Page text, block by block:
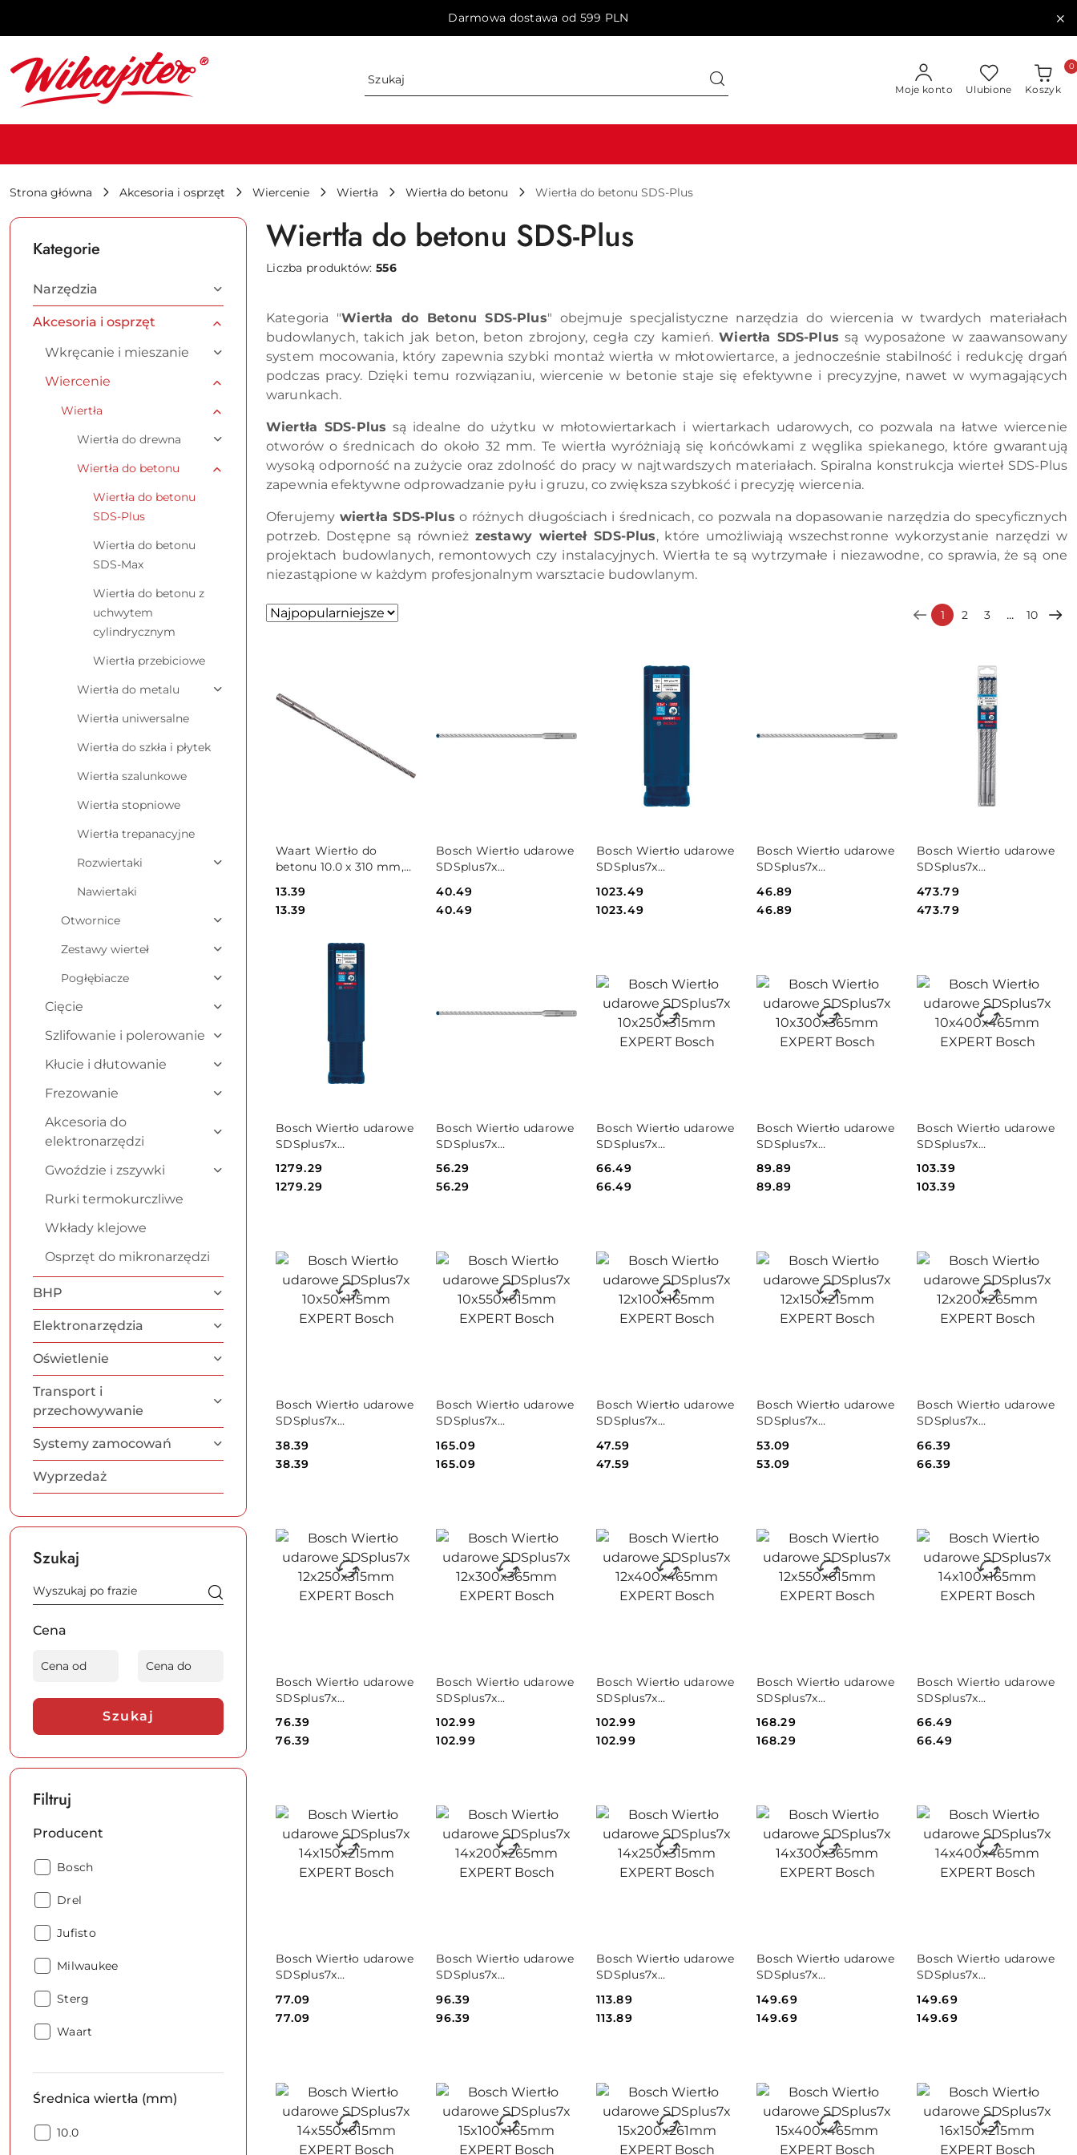
Darmowa dostawa od 599 PLN
Moje konto Ulubione Koszyk
0
Strona główna Akcesoria i osprzęt Wiercenie Wiertła Wiertła do betonu Wiertła do betonu SDS-Plus
Kategorie
Narzędzia
Akcesoria i osprzęt
Wkręcanie i mieszanie
Wiercenie
Wiertła
Wiertła do drewna
Wiertła do betonu
Wiertła do betonu
SDS-Plus
Wiertła do betonu
SDS-Max
Wiertła do betonu z
uchwytem
cylindrycznym
Wiertła przebiciowe
Wiertła do metalu
Wiertła uniwersalne
Wiertła do szkła i płytek
Wiertła szalunkowe
Wiertła stopniowe
Wiertła trepanacyjne
Rozwiertaki
Nawiertaki
Otwornice
Zestawy wierteł
Pogłębiacze
Cięcie
Szlifowanie i polerowanie
Kłucie i dłutowanie
Frezowanie
Akcesoria do
elektronarzędzi
Gwoździe i zszywki
Rurki termokurczliwe
Wkłady klejowe
Osprzęt do mikronarzędzi
BHP
Elektronarzędzia
Oświetlenie
Transport i
przechowywanie
Systemy zamocowań
Wyprzedaż
Szukaj
Cena
Szukaj
Filtruj
Producent
Producent:
Bosch
Producent:
Drel
Producent:
Jufisto
Producent:
Milwaukee
Producent:
Sterg
Producent:
Waart
Średnica wiertła (mm)
Średnica
10.0
Wiertła do betonu SDS-Plus
Liczba produktów:556
Kategoria "Wiertła do Betonu SDS-Plus" obejmuje specjalistyczne narzędzia do wiercenia w twardych materiałach
budowlanych, takich jak beton, beton zbrojony, cegła czy kamień.Wiertła SDS-Plus są wyposażone w zaawansowany
system mocowania, który zapewnia szybki montaż wiertła w młotowiertarce, a jednocześnie stabilność i redukcję drgań
podczas pracy. Dzięki temu rozwiązaniu, wiercenie w betonie staje się efektywne i precyzyjne, nawet w wymagających
warunkach.
Wiertła SDS-Plus są idealne do użytku w młotowiertarkach i wiertarkach udarowych, co pozwala na łatwe wiercenie
otworów o średnicach do około 32 mm. Te wiertła wyróżniają się końcówkami z węglika spiekanego, które gwarantują
wysoką odporność na zużycie oraz zdolność do pracy w najtwardszych materiałach. Spiralna konstrukcja wierteł SDS-Plus
zapewnia efektywne odprowadzanie pyłu i gruzu, co zwiększa szybkość i precyzję wiercenia.
Oferujemy wiertła SDS-Plus o różnych długościach i średnicach, co pozwala na dopasowanie narzędzia do specyficznych
potrzeb. Dostępne są również zestawy wierteł SDS-Plus, które umożliwiają wszechstronne wykorzystanie narzędzi w
projektach budowlanych, remontowych czy instalacyjnych. Wiertła te są wytrzymałe i niezawodne, co sprawia, że są one
niezastąpione w każdym profesjonalnym warsztacie budowlanym.
Zastosowano
Sortuj
1 2 3 ... 10
Waart Wiertło do
betonu 10.0 x 310 mm,
uchwyt SDS-plus
W20B036
Cena:
13.39
Cena:
13.39
NIEDOSTĘPNY
Bosch Wiertło udarowe
SDSplus7x
Bosch
Cena:
40.49
Cena:
40.49
NIEDOSTĘPNY
Bosch Wiertło udarowe
SDSplus7x
EXPERT Bosch
Cena:
1023.49
Cena:
1023.49
NIEDOSTĘPNY
Bosch Wiertło udarowe
SDSplus7x
Bosch
Cena:
46.89
Cena:
46.89
NIEDOSTĘPNY
Bosch Wiertło udarowe
SDSplus7x
EXPERT Bosch
Cena:
473.79
Cena:
473.79
NIEDOSTĘPNY
Bosch Wiertło udarowe
SDSplus7x
EXPERT Bosch
Cena:
1279.29
Cena:
1279.29
NIEDOSTĘPNY
Bosch Wiertło udarowe
SDSplus7x
Bosch
Cena:
56.29
Cena:
56.29
NIEDOSTĘPNY
Bosch Wiertło udarowe
SDSplus7x
Bosch
Cena:
66.49
Cena:
66.49
NIEDOSTĘPNY
Bosch Wiertło udarowe
SDSplus7x
Bosch
Cena:
89.89
Cena:
89.89
NIEDOSTĘPNY
Bosch Wiertło udarowe
SDSplus7x
Bosch
Cena:
103.39
Cena:
103.39
NIEDOSTĘPNY
Bosch Wiertło udarowe
SDSplus7x
Bosch
Cena:
38.39
Cena:
38.39
NIEDOSTĘPNY
Bosch Wiertło udarowe
SDSplus7x
Bosch
Cena:
165.09
Cena:
165.09
NIEDOSTĘPNY
Bosch Wiertło udarowe
SDSplus7x
Bosch
Cena:
47.59
Cena:
47.59
NIEDOSTĘPNY
Bosch Wiertło udarowe
SDSplus7x
Bosch
Cena:
53.09
Cena:
53.09
NIEDOSTĘPNY
Bosch Wiertło udarowe
SDSplus7x
Bosch
Cena:
66.39
Cena:
66.39
NIEDOSTĘPNY
Bosch Wiertło udarowe
SDSplus7x
Bosch
Cena:
76.39
Cena:
76.39
NIEDOSTĘPNY
Bosch Wiertło udarowe
SDSplus7x
Bosch
Cena:
102.99
Cena:
102.99
NIEDOSTĘPNY
Bosch Wiertło udarowe
SDSplus7x
Bosch
Cena:
102.99
Cena:
102.99
NIEDOSTĘPNY
Bosch Wiertło udarowe
SDSplus7x
Bosch
Cena:
168.29
Cena:
168.29
NIEDOSTĘPNY
Bosch Wiertło udarowe
SDSplus7x
Bosch
Cena:
66.49
Cena:
66.49
NIEDOSTĘPNY
Bosch Wiertło udarowe
SDSplus7x
Bosch
Cena:
77.09
Cena:
77.09
NIEDOSTĘPNY
Bosch Wiertło udarowe
SDSplus7x
Bosch
Cena:
96.39
Cena:
96.39
NIEDOSTĘPNY
Bosch Wiertło udarowe
SDSplus7x
Bosch
Cena:
113.89
Cena:
113.89
NIEDOSTĘPNY
Bosch Wiertło udarowe
SDSplus7x
Bosch
Cena:
149.69
Cena:
149.69
NIEDOSTĘPNY
Bosch Wiertło udarowe
SDSplus7x
Bosch
Cena:
149.69
Cena:
149.69
NIEDOSTĘPNY